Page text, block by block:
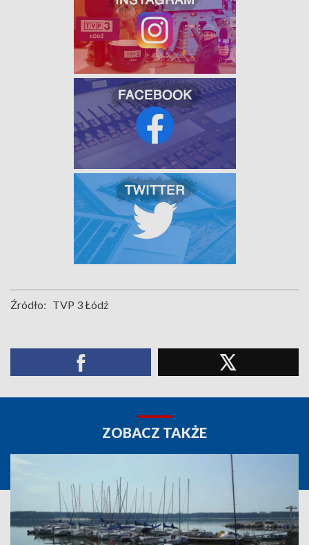
Źródło: TVP 3 Łódź
ZOBACZ TAKŻE